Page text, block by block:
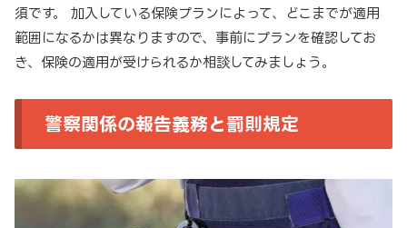
須です。 加入している保険プランによって、どこまでが適用
範囲になるかは異なりますので、事前にプランを確認してお
き、保険の適用が受けられるか相談してみましょう。
警察関係の報告義務と罰則規定